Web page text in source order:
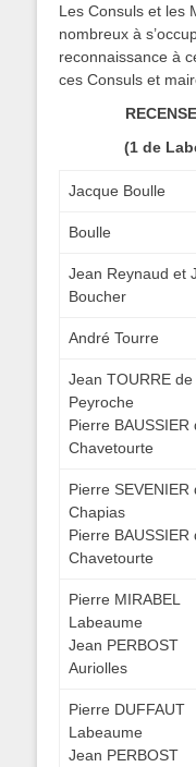
Les Consuls et les
nombreux à
reconnaissance à
ces Consuls et
(1 de
Jacque Boulle
Boulle
Jean Reynaud et
Boucher
André Tourre
Jean TOURRE de
Peyroche
Pierre BAUSSIER
Chavetourte
Pierre SEVENIER
Chapias
Pierre BAUSSIER
Chavetourte
Pierre MIRABEL
Labeaume
Jean PERBOST
Auriolles
Pierre DUFFAUT
Labeaume
Jean PERBOST